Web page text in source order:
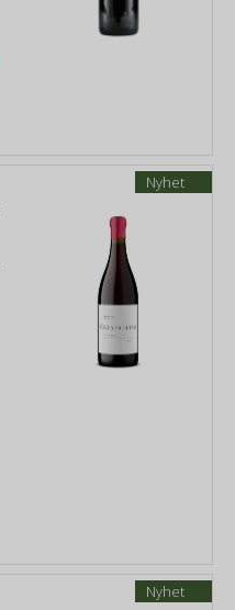
Nyhet
Nyhet